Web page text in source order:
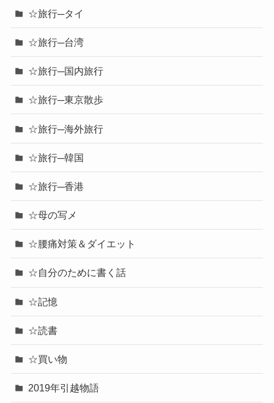
☆旅行─タイ
☆旅行─台湾
☆旅行─国内旅行
☆旅行─東京散歩
☆旅行─海外旅行
☆旅行─韓国
☆旅行─香港
☆母の写メ
☆腰痛対策＆ダイエット
☆自分のために書く話
☆記憶
☆読書
☆買い物
2019年引越物語